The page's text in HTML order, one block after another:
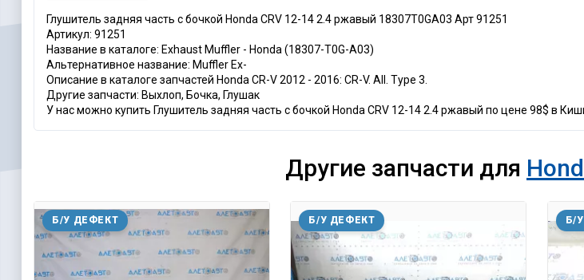
Глушитель задняя часть с бочкой Honda CRV 12-14 2.4 ржавый 18307T0GA03 Арт 91251
Артикул: 91251
Название в каталоге: Exhaust Muffler - Honda (18307-T0G-A03)
Альтернативное название: Muffler Ex-
Описание в каталоге запчастей Honda CR-V 2012 - 2016: CR-V. All. Type 3.
Другие запчасти: Выхлоп, Бочка, Глушак
У нас можно купить Глушитель задняя часть с бочкой Honda CRV 12-14 2.4 ржавый по цене 98$ в
Другие запчасти для
Б/У ДЕФЕКТ Б/У ДЕФЕКТ Б/